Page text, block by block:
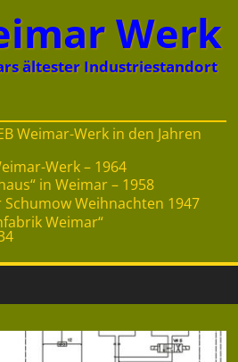
Werk
ältester Industriestandort
Weimar-Werk in den Jahren
Werk – 1964
in Weimar – 1958
Weihnachten 1947
Weimar“